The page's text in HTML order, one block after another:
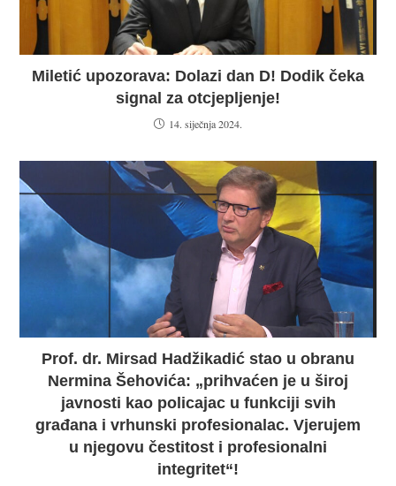
Miletić upozorava: Dolazi dan D! Dodik čeka
signal za otcjepljenje!
14. siječnja 2024.
Prof. dr. Mirsad Hadžikadić stao u obranu
Nermina Šehovića: „prihvaćen je u široj
javnosti kao policajac u funkciji svih
građana i vrhunski profesionalac. Vjerujem
u njegovu čestitost i profesionalni
integritet“!